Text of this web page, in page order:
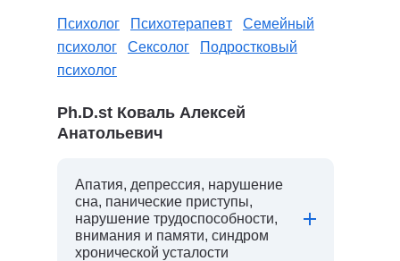
Психолог Психотерапевт
Семейный
психолог
Сексолог
Подростковый
психолог
Ph.D.st Коваль Алексей
Анатольевич
Апатия, депрессия, нарушение
сна, панические приступы,
нарушение трудоспособности,
внимания и памяти, синдром
хронической усталости